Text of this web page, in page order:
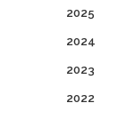
2025
2024
2023
2022